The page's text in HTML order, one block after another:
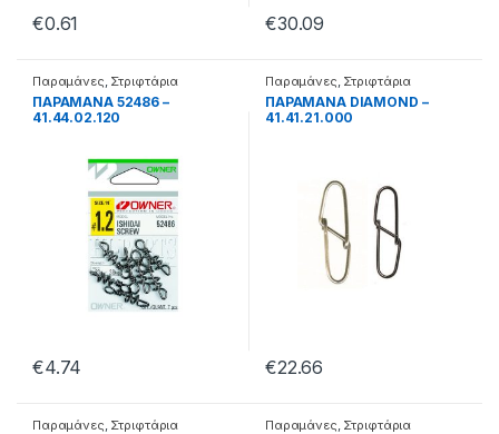
€0.61 €30.09
Παραμάνες, Στριφτάρια
ΠΑΡΑΜΑΝΑ 52486 –
41.44.02.120
€4.74
Παραμάνες, Στριφτάρια
ΠΑΡΑΜΑΝΑ DIAMOND –
41.41.21.000
€22.66
Παραμάνες Στριφτάρια Παραμάνες Στριφτάρια